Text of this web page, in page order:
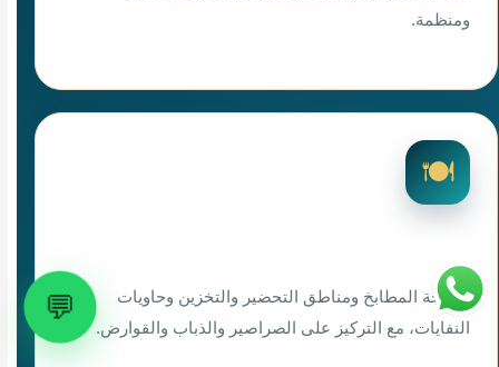
ومنظمة.
🍽️
معالجة المطابخ ومناطق التحضير والتخزين وحاويات
النفايات، مع التركيز على الصراصير والذباب والقوارض.
💬